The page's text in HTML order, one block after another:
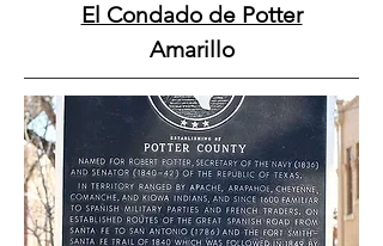
El Condado de Potter
Amarillo